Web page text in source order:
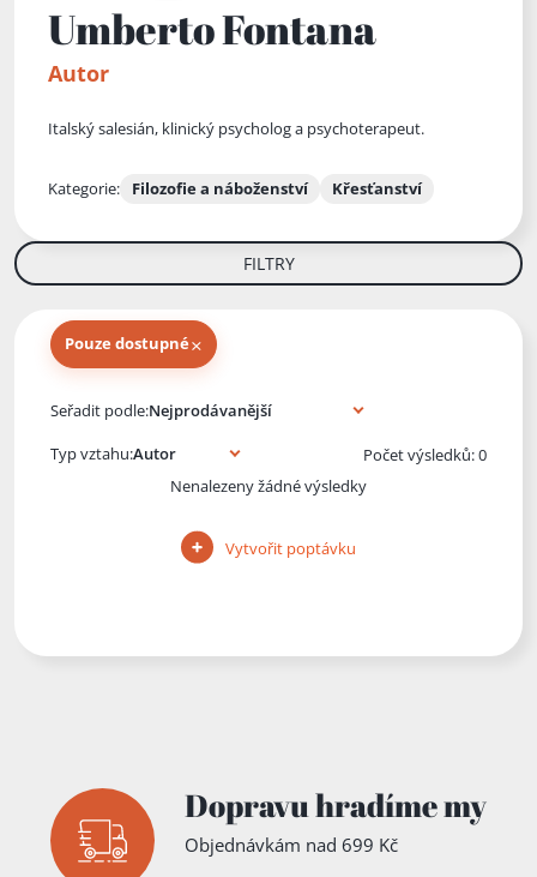
Umberto Fontana
Autor
Italský salesián, klinický psycholog a psychoterapeut.
Kategorie: Filozofie a náboženství Křesťanství
FILTRY
Pouze dostupné×
Seřadit podle:
Typ vztahu:
Počet výsledků: 0
Nenalezeny žádné výsledky
Vytvořit poptávku
Dopravu hradíme my
Objednávkám nad 699 Kč